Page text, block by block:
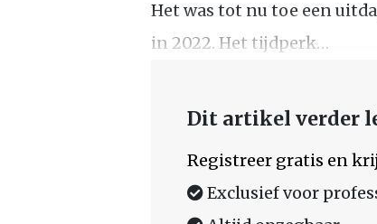
Het was tot nu toe een
in 2022. Het tijdperk…
Dit artikel verder
Registreer gratis en
Exclusief voor